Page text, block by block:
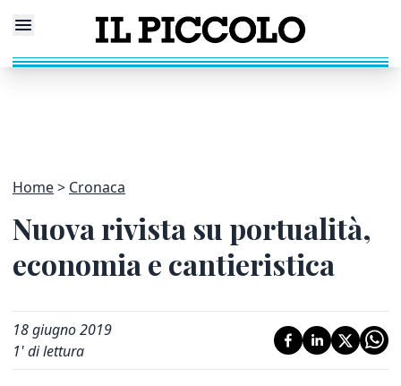
Home Cronaca
Nuova rivista su portualità,
economia e cantieristica
18 giugno 2019
1' di lettura